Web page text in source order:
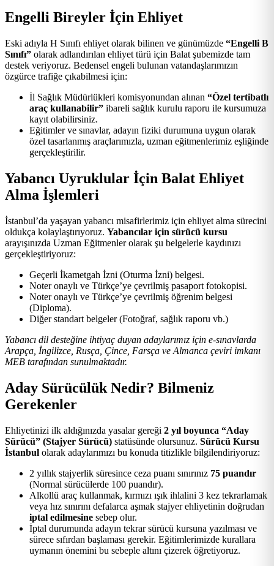
Engelli Bireyler İçin Ehliyet
Eski adıyla H Sınıfı ehliyet olarak bilinen ve günümüzde “Engelli B
Sınıfı” olarak adlandırılan ehliyet türü için Balat şubemizde tam
destek veriyoruz. Bedensel engeli bulunan vatandaşlarımızın
özgürce trafiğe çıkabilmesi için:
İl Sağlık Müdürlükleri komisyonundan alınan “Özel tertibatlı
araç kullanabilir” ibareli sağlık kurulu raporu ile kursumuza
kayıt olabilirsiniz.
Eğitimler ve sınavlar, adayın fiziki durumuna uygun olarak
özel tasarlanmış araçlarımızla, uzman eğitmenlerimiz eşliğinde
gerçekleştirilir.
Yabancı Uyruklular İçin Balat Ehliyet
Alma İşlemleri
İstanbul’da yaşayan yabancı misafirlerimiz için ehliyet alma sürecini
oldukça kolaylaştırıyoruz. Yabancılar için sürücü kursu
arayışınızda Uzman Eğitmenler olarak şu belgelerle kaydınızı
gerçekleştiriyoruz:
Geçerli İkametgah İzni (Oturma İzni) belgesi.
Noter onaylı ve Türkçe’ye çevrilmiş pasaport fotokopisi.
Noter onaylı ve Türkçe’ye çevrilmiş öğrenim belgesi
(Diploma).
Diğer standart belgeler (Fotoğraf, sağlık raporu vb.)
Yabancı dil desteğine ihtiyaç duyan adaylarımız için e-sınavlarda
Arapça, İngilizce, Rusça, Çince, Farsça ve Almanca çeviri imkanı
MEB tarafından sunulmaktadır.
Aday Sürücülük Nedir? Bilmeniz
Gerekenler
Ehliyetinizi ilk aldığınızda yasalar gereği 2 yıl boyunca “Aday
Sürücü” (Stajyer Sürücü) statüsünde olursunuz. Sürücü Kursu
İstanbul olarak adaylarımızı bu konuda titizlikle bilgilendiriyoruz:
2 yıllık stajyerlik süresince ceza puanı sınırınız 75 puandır
(Normal sürücülerde 100 puandır).
Alkollü araç kullanmak, kırmızı ışık ihlalini 3 kez tekrarlamak
veya hız sınırını defalarca aşmak stajyer ehliyetinin doğrudan
iptal edilmesine sebep olur.
İptal durumunda adayın tekrar sürücü kursuna yazılması ve
sürece sıfırdan başlaması gerekir. Eğitimlerimizde kurallara
uymanın önemini bu sebeple altını çizerek öğretiyoruz.